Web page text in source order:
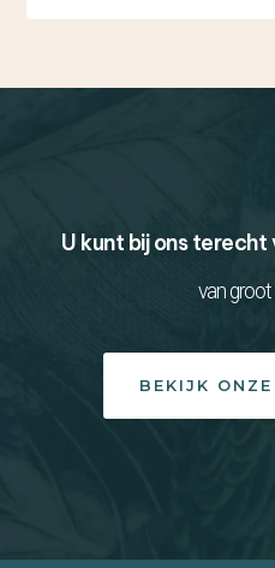
U kunt bij ons
van groot
BEKIJK